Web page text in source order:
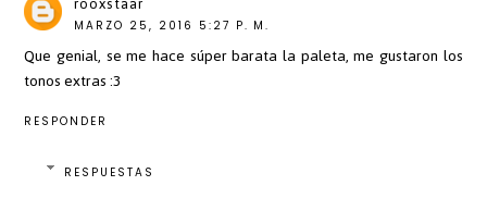
MARZO 25, 2016 5:27 P. M.
Que genial, se me hace súper barata la paleta, me gustaron los
tonos extras :3
RESPONDER
RESPUESTAS